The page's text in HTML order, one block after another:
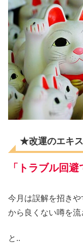
★改運のエキス
「トラブル回避
今月は誤解を招きや
から良くない噂を流
と..